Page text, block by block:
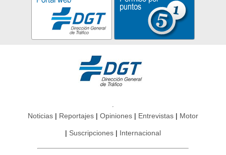
Noticias Reportajes Opiniones Entrevistas Motor
Suscripciones Internacional